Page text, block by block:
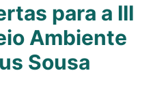
para a III
Ambiente
Sousa